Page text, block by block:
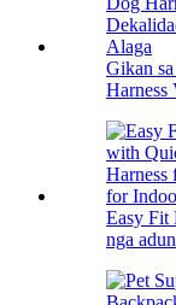
Gikan
Harness
Easy Fit
nga